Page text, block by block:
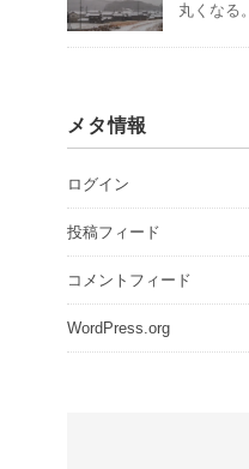
丸くなる。
メタ情報
ログイン
投稿フィード
コメントフィード
WordPress.org